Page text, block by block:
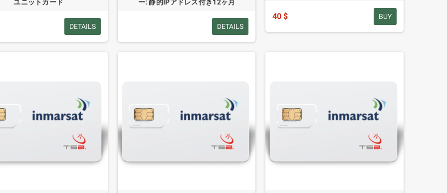
ユニットカード
DETAILS
ー: 静的IPアドレス付き12ヶ月
DETAILS
40 $ BUY